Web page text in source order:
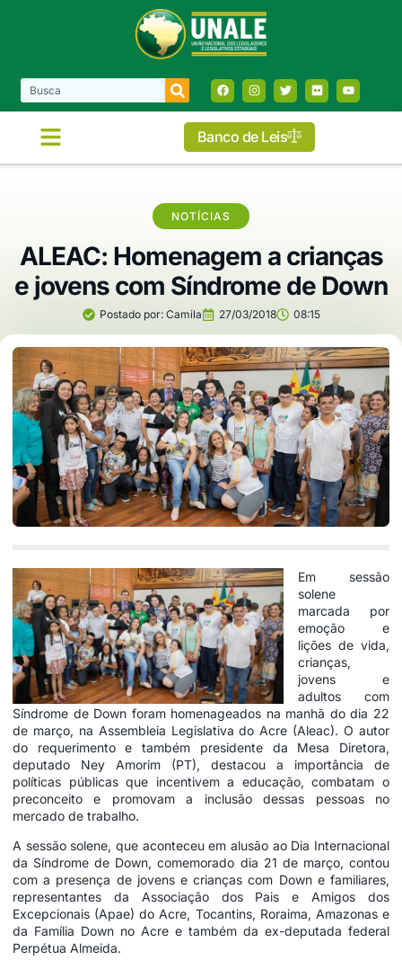
Banco de Leis
NOTÍCIAS
ALEAC: Homenagem a crianças
e jovens com Síndrome de Down
Postado por:Camila 27/03/2018 08:15
Em sessão
solene
marcada por
emoção e
lições de vida,
crianças,
jovens e
adultos com
Síndrome de Down foram homenageados na manhã do dia 22
de março, na Assembleia Legislativa do Acre (Aleac). O autor
do requerimento e também presidente da Mesa Diretora,
deputado Ney Amorim (PT), destacou a importância de
políticas públicas que incentivem a educação, combatam o
preconceito e promovam a inclusão dessas pessoas no
mercado de trabalho.
A sessão solene, que aconteceu em alusão ao Dia Internacional
da Síndrome de Down, comemorado dia 21 de março, contou
com a presença de jovens e crianças com Down e familiares,
representantes da Associação dos Pais e Amigos dos
Excepcionais (Apae) do Acre, Tocantins, Roraima, Amazonas e
da Família Down no Acre e também da ex-deputada federal
Perpétua Almeida.